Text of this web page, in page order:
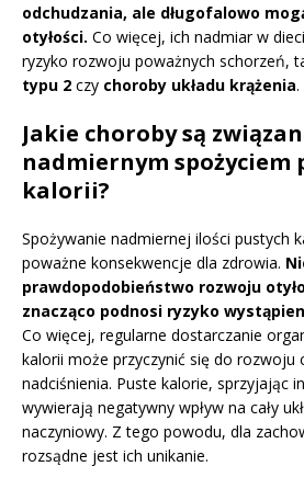
odchudzania, ale długofalowo
otyłości. Co więcej, ich nadmiar w
ryzyko rozwoju poważnych schorzeń,
typu 2 czy choroby układu krążenia.
Jakie choroby są
nadmiernym spożyciem
kalorii?
Spożywanie nadmiernej ilości pustych
poważne konsekwencje dla zdrowia.
prawdopodobieństwo rozwoju
znacząco podnosi ryzyko
Co więcej, regularne dostarczanie
kalorii może przyczynić się do rozwoju
nadciśnienia. Puste kalorie, sprzyjając
wywierają negatywny wpływ na cały
naczyniowy. Z tego powodu, dla
rozsądne jest ich unikanie.